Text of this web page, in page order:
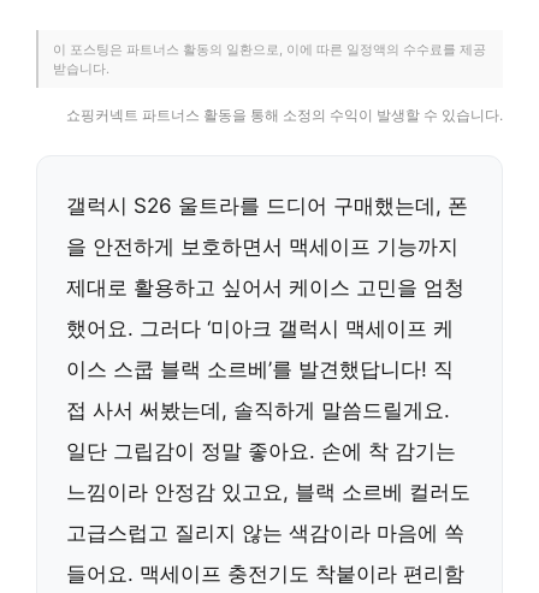
이 포스팅은 파트너스 활동의 일환으로, 이에 따른 일정액의 수수료를 제공
받습니다.
쇼핑커넥트 파트너스 활동을 통해 소정의 수익이 발생할 수 있습니다.
갤럭시 S26 울트라를 드디어 구매했는데, 폰
을 안전하게 보호하면서 맥세이프 기능까지
제대로 활용하고 싶어서 케이스 고민을 엄청
했어요. 그러다 ‘미아크 갤럭시 맥세이프 케
이스 스쿱 블랙 소르베’를 발견했답니다! 직
접 사서 써봤는데, 솔직하게 말씀드릴게요.
일단 그립감이 정말 좋아요. 손에 착 감기는
느낌이라 안정감 있고요, 블랙 소르베 컬러도
고급스럽고 질리지 않는 색감이라 마음에 쏙
들어요. 맥세이프 충전기도 착붙이라 편리함